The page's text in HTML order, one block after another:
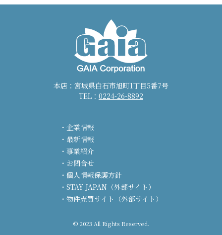
本店：宮城県白石市旭町1丁目5番7号
TEL： 0224-26-8892
企業情報
最新情報
事業紹介
お問合せ
個人情報保護方針
STAY JAPAN（外部サイト）
物件売買サイト（外部サイト）
© 2023 All Rights Reserved.